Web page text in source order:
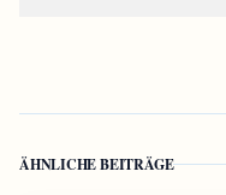
ÄHNLICHE BEITRÄGE